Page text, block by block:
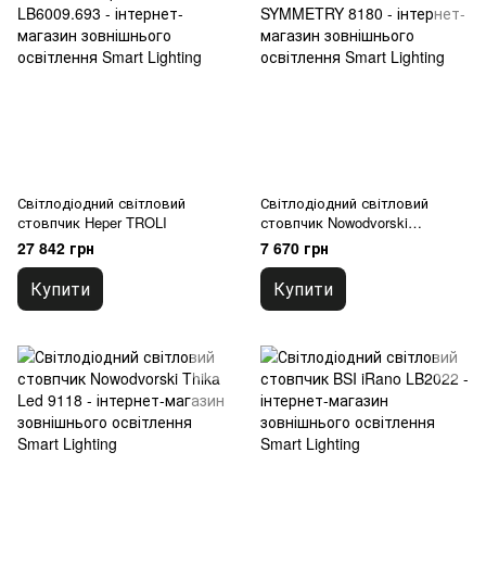
Світлодіодний світловий
стовпчик Heper TROLI
27 842 грн
Купити
Світлодіодний світловий
стовпчик Nowodvorski
SYMMETRY
7 670 грн
Купити